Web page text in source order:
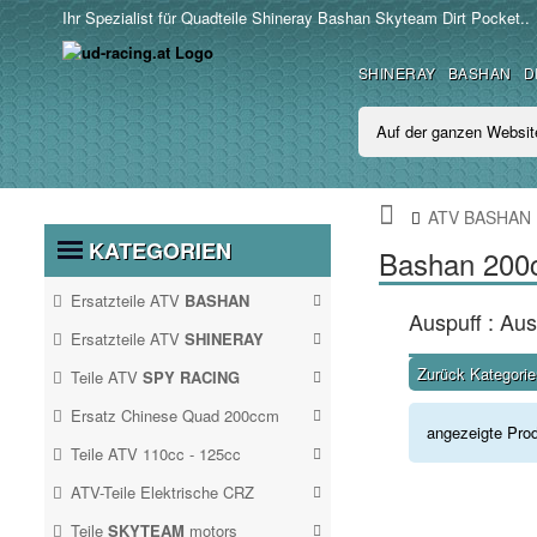
Ihr Spezialist für Quadteile Shineray Bashan Skyteam Dirt Pocket..
SHINERAY BASHAN
KATEGORIEN
Ersatzteile ATV BASHAN
Ersatzteile ATV SHINERAY
STIIEB
SHINERAY 250 STXE
Teile ATV SPY RACING
ATV SPY250F1
Ersatz Chinese Quad 200ccm
200CCM
Antrieb
Auspuff
Teile ATV 110cc - 125cc
125CC
ATV-Teile Elektrische CRZ
Teile SKYTEAM motors
ATV BASHAN
Bashan
Auspuff :
Zurück
angezeigte